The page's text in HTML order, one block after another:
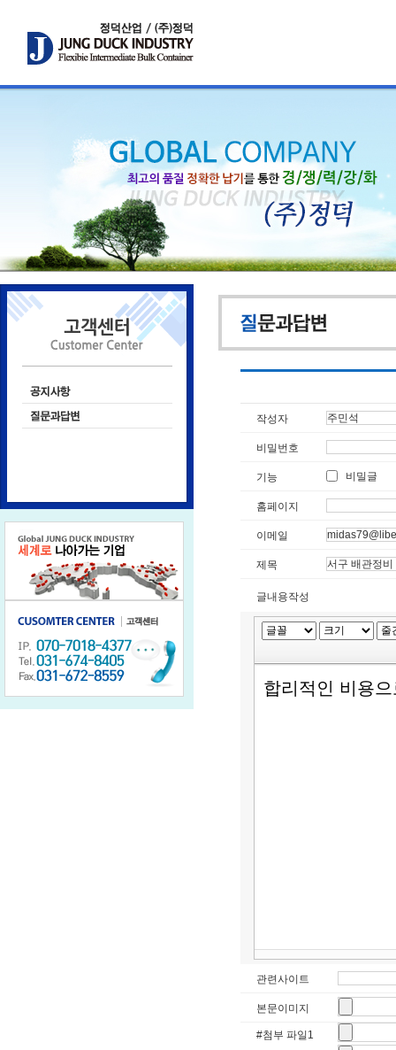
작성자
비밀번호
기능 비밀글
홈페이지
이메일
제목
글내용작성
관련사이트
본문이미지
#첨부 파일1